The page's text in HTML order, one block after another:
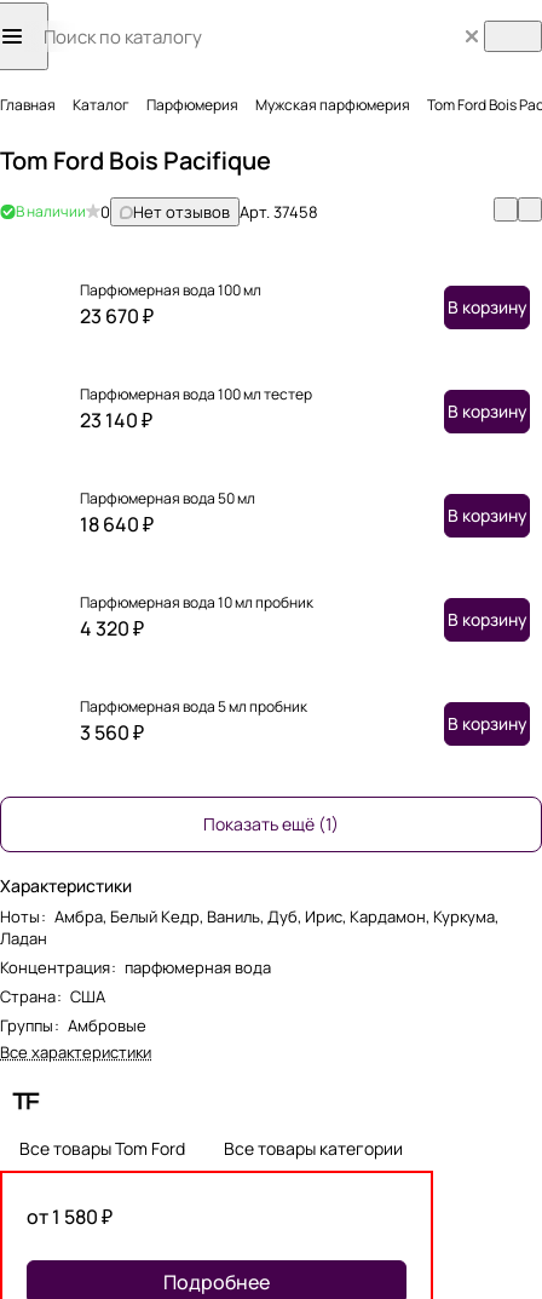
Главная Каталог Парфюмерия Мужская парфюмерия Tom Ford Bois
Tom Ford Bois Pacifique
В наличии 0 Нет отзывов Арт.37458
Парфюмерная вода 100 мл
23 670 ₽ В корзину
Парфюмерная вода 100 мл тестер
23 140 ₽ В корзину
Парфюмерная вода 50 мл
18 640 ₽ В корзину
Парфюмерная вода 10 мл пробник
4 320 ₽ В корзину
Парфюмерная вода 5 мл пробник
3 560 ₽ В корзину
Показать ещё (1)
Характеристики
Ноты: Амбра, Белый Кедр, Ваниль, Дуб, Ирис, Кардамон, Куркума,
Ладан
Концентрация: парфюмерная вода
Страна: США
Группы: Амбровые
Все характеристики
Все товары Tom Ford Все товары категории
от 1 580 ₽
Подробнее